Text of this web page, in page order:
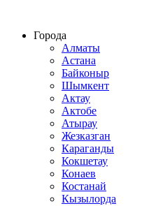
Города
Алматы
Астана
Байконыр
Шымкент
Актау
Актобе
Атырау
Жезказган
Караганды
Кокшетау
Конаев
Костанай
Кызылорда